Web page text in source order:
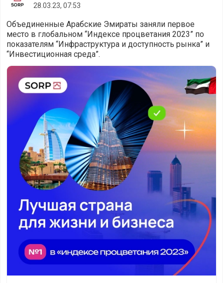
28.03.23, 07:53
Объединенные Арабские Эмираты заняли первое
место в глобальном “Индексе процветания 2023” по
показателям “Инфраструктура и доступность рынка” и
“Инвестиционная среда”.
ОАЭ - первые в глобальном “Индексе процветания 2023”